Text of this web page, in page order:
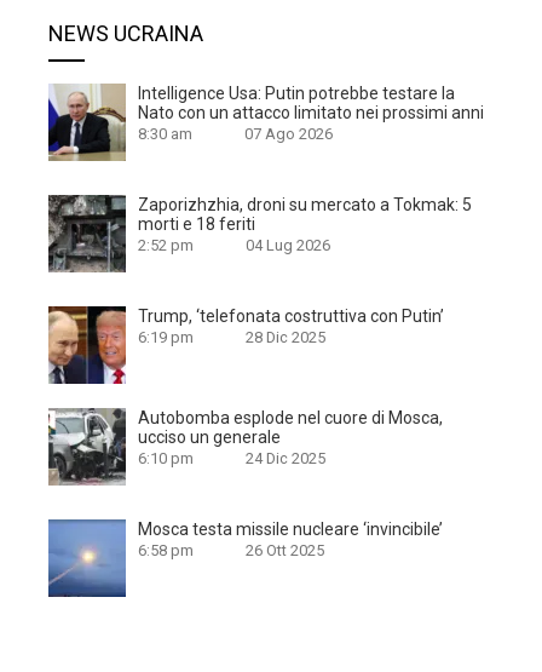
NEWS UCRAINA
Intelligence Usa: Putin potrebbe testare la
Nato con un attacco limitato nei prossimi anni
8:30 am 07 Ago 2026
Zaporizhzhia, droni su mercato a Tokmak: 5
morti e 18 feriti
2:52 pm 04 Lug 2026
Trump, ‘telefonata costruttiva con Putin’
6:19 pm 28 Dic 2025
Autobomba esplode nel cuore di Mosca,
ucciso un generale
6:10 pm 24 Dic 2025
Mosca testa missile nucleare ‘invincibile’
6:58 pm 26 Ott 2025